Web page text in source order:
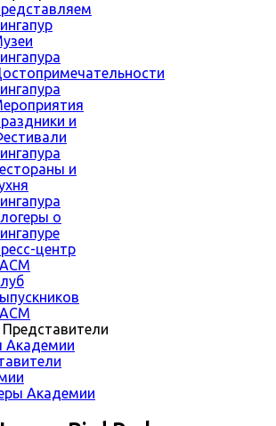
и
и
о
центр
Академии
Академии